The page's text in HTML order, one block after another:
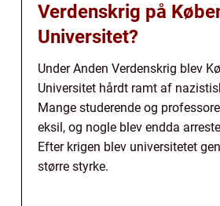
Verdenskrig på
Universitet?
Under Anden Verdenskrig blev
Universitet hårdt ramt af
Mange studerende og
eksil, og nogle blev endda
Efter krigen blev universitetet
større styrke.